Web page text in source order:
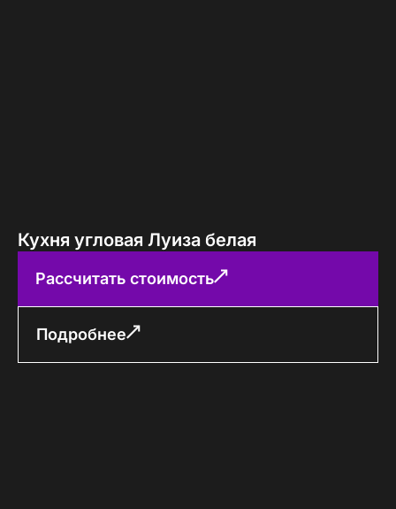
Кухня угловая Луиза белая
Рассчитать стоимость
Подробнее